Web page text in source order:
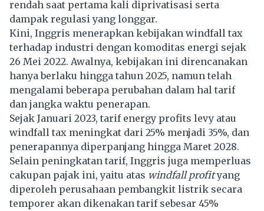
rendah saat pertama kali diprivatisasi serta
dampak regulasi yang longgar.
Kini, Inggris menerapkan kebijakan windfall tax
terhadap industri dengan komoditas energi sejak
26 Mei 2022. Awalnya, kebijakan ini direncanakan
hanya berlaku hingga tahun 2025, namun telah
mengalami beberapa perubahan dalam hal tarif
dan jangka waktu penerapan.
Sejak Januari 2023, tarif energy profits levy atau
windfall tax meningkat dari 25% menjadi 35%, dan
penerapannya diperpanjang hingga Maret 2028.
Selain peningkatan tarif, Inggris juga memperluas
cakupan pajak ini, yaitu atas windfall profityang
diperoleh perusahaan pembangkit listrik secara
temporer akan dikenakan tarif sebesar 45%